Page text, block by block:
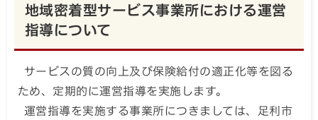
地域密着型サービス事業所における運営
指導について
サービスの質の向上及び保険給付の適正化等を図る
ため、定期的に運営指導を実施します。
運営指導を実施する事業所につきましては、足利市